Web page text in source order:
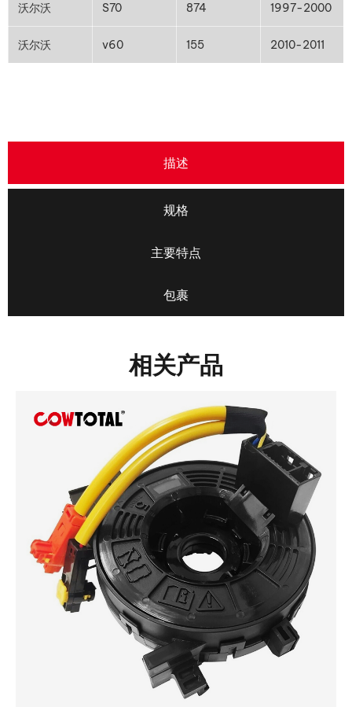
沃尔沃 S70 874 1997-2000
沃尔沃 v60 155 2010-2011
描述
规格
主要特点
包裹
相关产品